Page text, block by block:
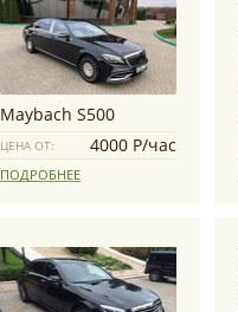
Maybach S500
ЦЕНА ОТ: 4000 Р/час
ПОДРОБНЕЕ